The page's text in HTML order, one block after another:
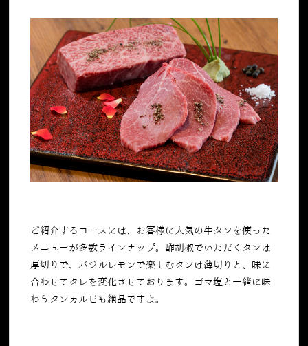
ご紹介するコースには、お客様に人気の牛タンを使った
メニューが多数ラインナップ。酢胡椒でいただくタンは
厚切りで、バジルレモンで楽しむタンは薄切りと、味に
合わせてタレを変化させております。ゴマ塩と一緒に味
わうタンカルビも絶品ですよ。